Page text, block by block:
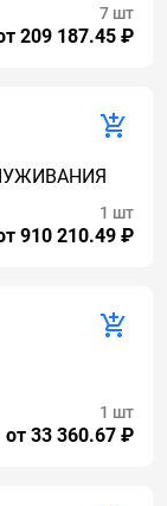
209 187.45 ₽
7 шт
910 210.49 ₽
1 шт
от 33 360.67 ₽
1 шт